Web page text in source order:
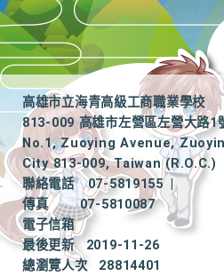
高雄市立海青高級工商職業學校
813-009 高雄市左營區左營大路1
No.1, Zuoying Avenue,
City 813-009, Taiwan (R.O.C.)
聯絡電話
07-5819155
|
傳真
07-5810087
電子信箱
最後更新
2019-11-26
總瀏覽人次
28814401